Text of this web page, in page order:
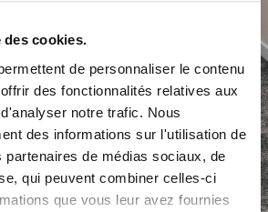
cookies.
de personnaliser le contenu
des fonctionnalités relatives aux
notre trafic. Nous
des informations sur l'utilisation de
partenaires de médias sociaux, de
qui peuvent combiner celles-ci
que vous leur avez fournies